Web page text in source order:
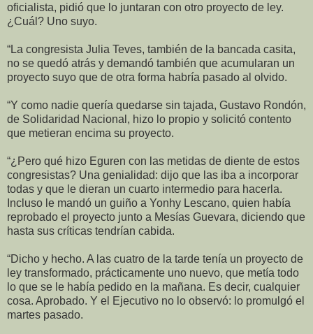
oficialista, pidió que lo juntaran con otro proyecto de ley.
¿Cuál? Uno suyo.
“La congresista Julia Teves, también de la bancada casita,
no se quedó atrás y demandó también que acumularan un
proyecto suyo que de otra forma habría pasado al olvido.
“Y como nadie quería quedarse sin tajada, Gustavo Rondón,
de Solidaridad Nacional, hizo lo propio y solicitó contento
que metieran encima su proyecto.
“¿Pero qué hizo Eguren con las metidas de diente de estos
congresistas? Una genialidad: dijo que las iba a incorporar
todas y que le dieran un cuarto intermedio para hacerla.
Incluso le mandó un guiño a Yonhy Lescano, quien había
reprobado el proyecto junto a Mesías Guevara, diciendo que
hasta sus críticas tendrían cabida.
“Dicho y hecho. A las cuatro de la tarde tenía un proyecto de
ley transformado, prácticamente uno nuevo, que metía todo
lo que se le había pedido en la mañana. Es decir, cualquier
cosa. Aprobado. Y el Ejecutivo no lo observó: lo promulgó el
martes pasado.